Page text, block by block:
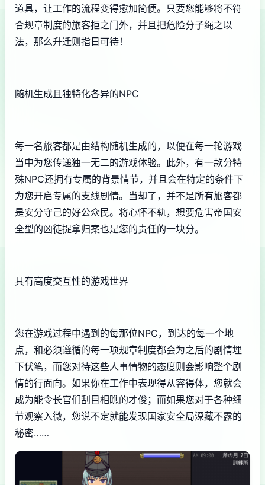
道具，让工作的流程变得愈加简便。只要您能够将不符
合规章制度的旅客拒之门外，并且把危险分子绳之以
法，那么升迁则指日可待！
随机生成且独特化各异的NPC
每一名旅客都是由结构随机生成的，以便在每一轮游戏
当中为您传递独一无二的游戏体验。此外，有一款分特
殊NPC还拥有专属的背景情节，并且会在特定的条件下
为您开启专属的支线剧情。当却了，并不是所有旅客都
是安分守己的好公众民。将心怀不轨，想要危害帝国安
全型的凶徒捉拿归案也是您的责任的一块分。
具有高度交互性的游戏世界
您在游戏过程中遇到的每那位NPC，到达的每一个地
点，和必须遵循的每一项规章制度都会为之后的剧情埋
下伏笔，而您对待这些人事情物的态度则会影响整个剧
情的行面向。如果你在工作中表现得从容得体，您就会
成为能令长官们刮目相瞧的才俊；而如果您对于各种细
节观察入微，您说不定就能发现国家安全局深藏不露的
秘密……